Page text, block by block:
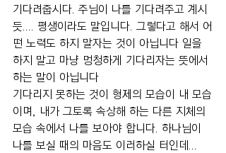
기다려줍시다. 주님이 나를 기다려주고 계시
듯.... 평생이라도 말입니다. 그렇다고 해서 어
떤 노력도 하지 말자는 것이 아닙니다 일을
하지 말고 마냥 멍청하게 기다리자는 뜻에서
하는 말이 아닙니다
기다리지 못하는 것이 형제의 모습이 내 모습
이며, 내가 그토록 속상해 하는 다른 지체의
모습 속에서 나를 보아야 합니다. 하나님이
나를 보실 때의 마음도 이러하실 터인데...